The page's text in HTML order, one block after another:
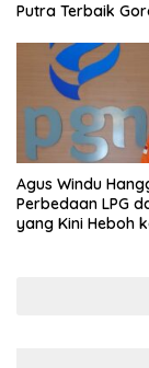
Putra Terbaik
Agus Windu
Perbedaan LPG
yang Kini Heboh